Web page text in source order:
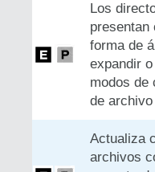
Los
presentan
forma de
expandir
modos de
de archivo
Actualiza
archivos